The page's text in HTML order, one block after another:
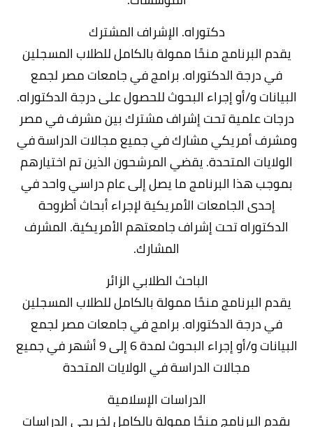
دكتوراه. الإشراف المشترك
يقدم البرنامج منحًا ممولة بالكامل للطلاب المسجلين
في درجة الدكتوراه. برامج في جامعات مصر لجمع
البيانات و/أو إجراء البحوث للحصول على درجة الدكتوراه.
درجات علمية تحت إشراف مشترك بين مشرف في مصر
ومشرف أمريكي مشارك في جميع مجالات الدراسة في
الولايات المتحدة. يقضي المرشحون الذين تم اختيارهم
بموجب هذا البرنامج ما يصل إلى عام دراسي واحد في
إحدى الجامعات الأمريكية لإجراء أبحاث أطروحة
الدكتوراه تحت إشراف جامعتهم الأمريكية. المشرف
المشارك.
الباحث الطلابي الزائر
يقدم البرنامج منحًا ممولة بالكامل للطلاب المسجلين
في درجة الدكتوراه. برامج في جامعات مصر لجمع
البيانات و/أو إجراء البحوث لمدة 6 إلى 9 أشهر في جميع
مجالات الدراسة في الولايات المتحدة
الدراسات الإسلامية
يقدم البرنامج منحًا ممولة بالكامل لخريجي الدراسات